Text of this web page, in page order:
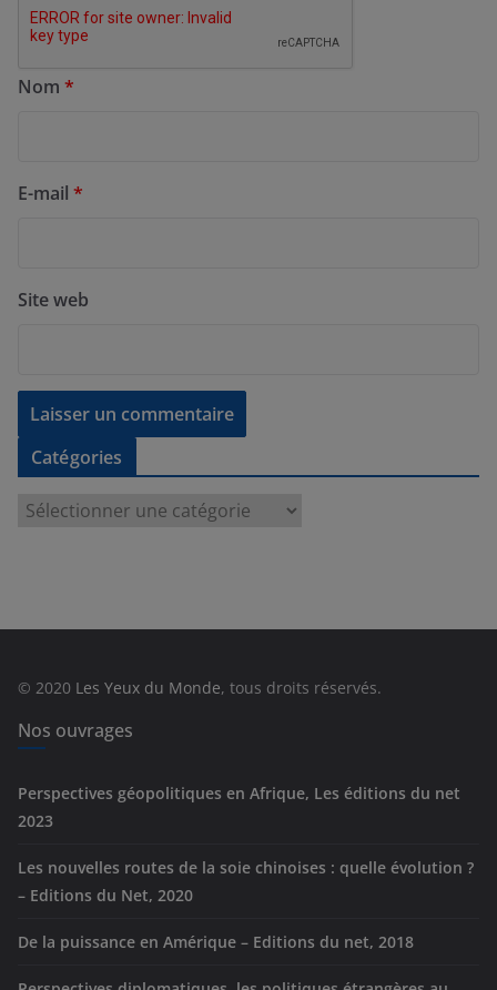
Nom *
E-mail *
Site web
Catégories
e
s
© 2020 Les Yeux du Monde, tous droits réservés.
Nos ouvrages
Perspectives géopolitiques en Afrique, Les éditions du net
2023
Les nouvelles routes de la soie chinoises : quelle évolution ?
– Editions du Net, 2020
De la puissance en Amérique – Editions du net, 2018